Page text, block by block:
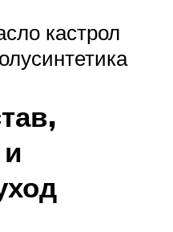
кастрол